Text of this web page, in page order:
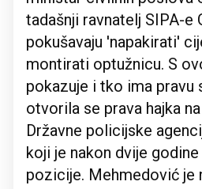
tadašnji ravnatelj SIPA-e
pokušavaju 'napakirati'
montirati optužnicu. S
pokazuje i tko ima pravu
otvorila se prava hajka
Državne policijske
koji je nakon dvije
pozicije. Mehmedović je